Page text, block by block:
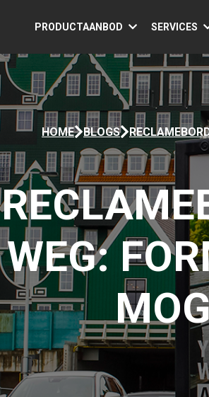
PRODUCTAANBOD SERVICES
HOME BLOGS
WEG: